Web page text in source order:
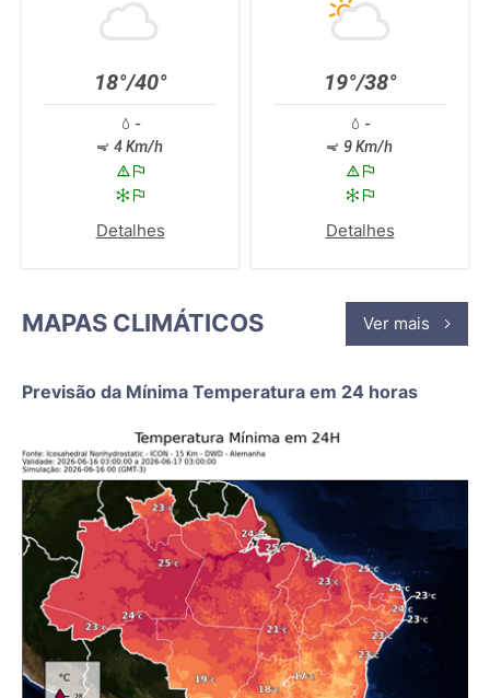
18°/40°
-
4 Km/h
Detalhes
19°/38°
-
9 Km/h
Detalhes
MAPAS CLIMÁTICOS Ver mais
Previsão da Mínima Temperatura em 24 horas